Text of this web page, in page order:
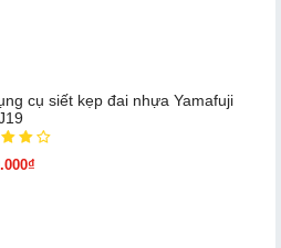
cụ siết kẹp đai nhựa Yamafuji